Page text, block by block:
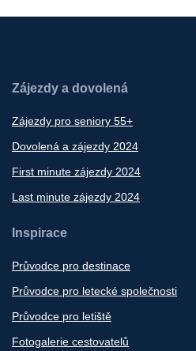
Zájezdy a dovolená
Zájezdy pro seniory 55+
Dovolená a zájezdy 2024
First minute zájezdy 2024
Last minute zájezdy 2024
Inspirace
Průvodce pro destinace
Průvodce pro letecké společnosti
Průvodce pro letiště
Fotogalerie cestovatelů